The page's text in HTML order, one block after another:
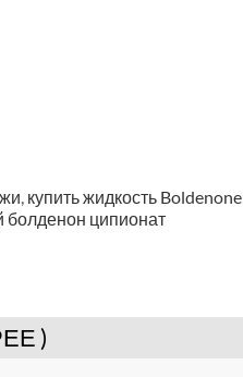
, купить жидкость Boldenone
болденон ципионат
)